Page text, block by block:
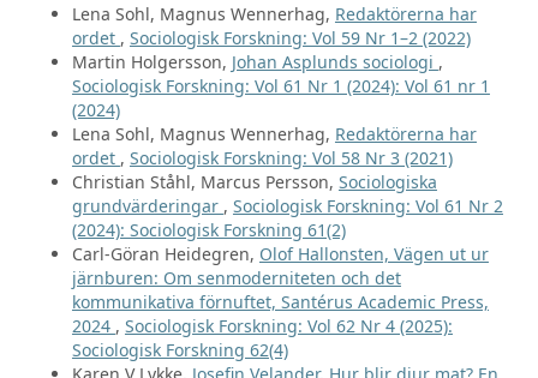
Lena Sohl, Magnus Wennerhag, Redaktörerna har
ordet , Sociologisk Forskning: Vol 59 Nr 1–2 (2022)
Martin Holgersson, Johan Asplunds sociologi ,
Sociologisk Forskning: Vol 61 Nr 1 (2024): Vol 61 nr 1
(2024)
Lena Sohl, Magnus Wennerhag, Redaktörerna har
ordet , Sociologisk Forskning: Vol 58 Nr 3 (2021)
Christian Ståhl, Marcus Persson, Sociologiska
grundvärderingar , Sociologisk Forskning: Vol 61 Nr 2
(2024): Sociologisk Forskning 61(2)
Carl-Göran Heidegren, Olof Hallonsten, Vägen ut ur
järnburen: Om senmoderniteten och det
kommunikativa förnuftet, Santérus Academic Press,
2024 , Sociologisk Forskning: Vol 62 Nr 4 (2025):
Sociologisk Forskning 62(4)